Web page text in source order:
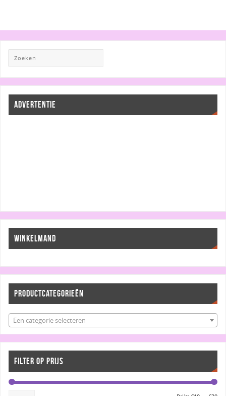
ADVERTENTIE
WINKELMAND
PRODUCTCATEGORIEËN
Een categorie selecteren
FILTER OP PRIJS